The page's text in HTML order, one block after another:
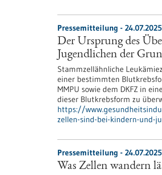
Pressemitteilung - 24.07.2025
Der Ursprung des
Jugendlichen der
Stammzellähnliche
einer bestimmten
MMPU sowie dem DKFZ in
dieser Blutkrebsform zu
https://
zellen-sind-bei-kindern-und-
Pressemitteilung - 24.07.2025
Was Zellen wandern